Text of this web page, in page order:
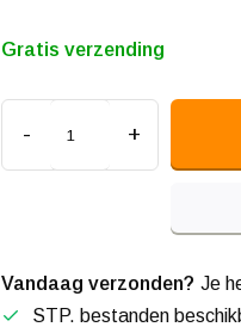
Gratis verzending
- +
Vandaag verzonden? Je
STP. bestanden